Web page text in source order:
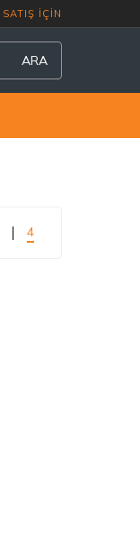
ARA
4